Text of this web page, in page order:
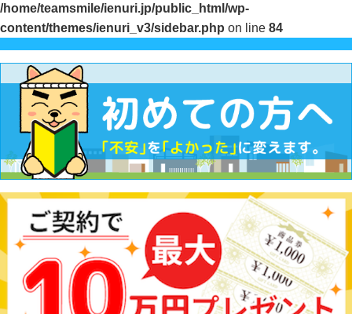
/home/teamsmile/ienuri.jp/public_html/wp-
content/themes/ienuri_v3/sidebar.php on line 84